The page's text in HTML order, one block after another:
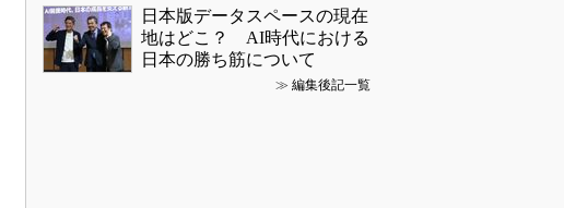
日本版データスペースの現在
地はどこ？ AI時代における
日本の勝ち筋について
≫ 編集後記一覧